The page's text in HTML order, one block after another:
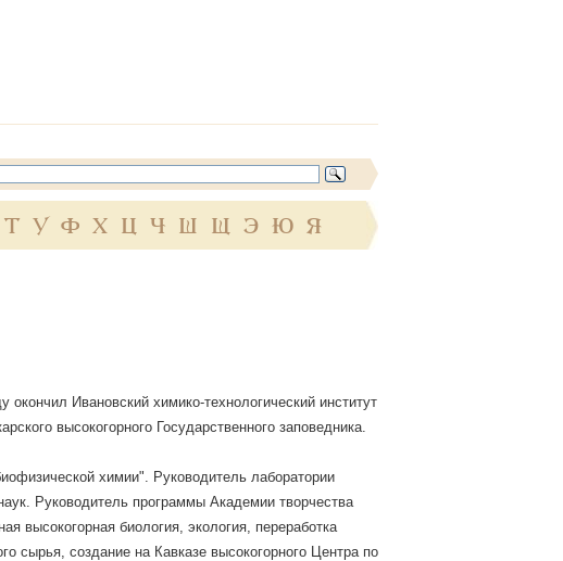
Т У Ф Х Ц Ч Ш Щ Э Ю Я
Ивановский химико-технологический институт
высокогорного Государственного заповедника.
химии". Руководитель лаборатории
Руководитель программы Академии творчества
высокогорная биология, экология, переработка
сырья, создание на Кавказе высокогорного Центра по